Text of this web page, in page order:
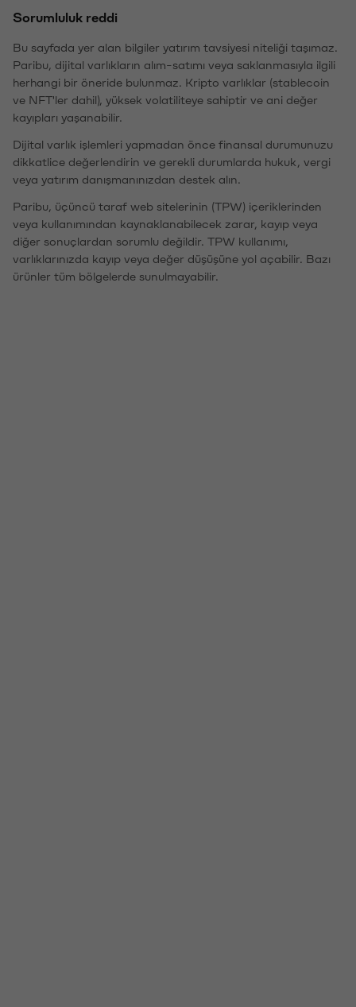
Sorumluluk reddi
Bu sayfada yer alan bilgiler yatırım tavsiyesi niteliği taşımaz.
Paribu, dijital varlıkların alım-satımı veya saklanmasıyla ilgili
herhangi bir öneride bulunmaz. Kripto varlıklar (stablecoin
ve NFT'ler dahil), yüksek volatiliteye sahiptir ve ani değer
kayıpları yaşanabilir.
Dijital varlık işlemleri yapmadan önce finansal durumunuzu
dikkatlice değerlendirin ve gerekli durumlarda hukuk, vergi
veya yatırım danışmanınızdan destek alın.
Paribu, üçüncü taraf web sitelerinin (TPW) içeriklerinden
veya kullanımından kaynaklanabilecek zarar, kayıp veya
diğer sonuçlardan sorumlu değildir. TPW kullanımı,
varlıklarınızda kayıp veya değer düşüşüne yol açabilir. Bazı
ürünler tüm bölgelerde sunulmayabilir.